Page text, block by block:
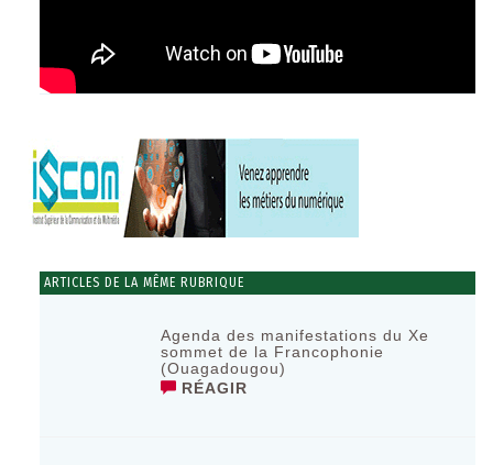
ARTICLES DE LA MÊME RUBRIQUE
Agenda des manifestations du Xe
sommet de la Francophonie
(Ouagadougou)
RÉAGIR